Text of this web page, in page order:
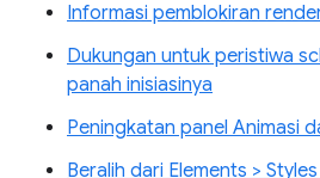
Informasi pemblokiran
Dukungan untuk peristiwa
panah inisiasinya
Peningkatan panel Animasi
Beralih dari Elements >